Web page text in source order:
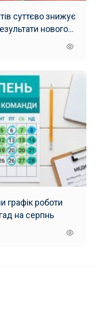
суттєво знижує
нового
графік роботи
на серпнь